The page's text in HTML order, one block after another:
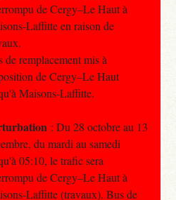
de Cergy–Le Haut à
Laffitte en raison de
de remplacement mis à
de Cergy–Le Haut
Maisons-Laffitte.
: Du 28 octobre au 13
du mardi au samedi
05:10, le trafic sera
de Cergy–Le Haut à
Laffitte (travaux). Bus de